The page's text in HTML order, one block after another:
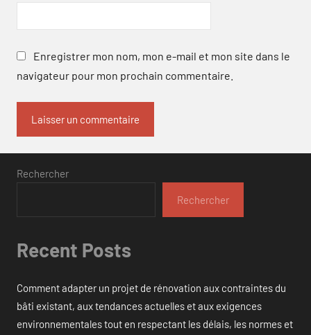
Enregistrer mon nom, mon e-mail et mon site dans le
navigateur pour mon prochain commentaire.
Rechercher
Rechercher
Recent Posts
Comment adapter un projet de rénovation aux contraintes du
bâti existant, aux tendances actuelles et aux exigences
environnementales tout en respectant les délais, les normes et